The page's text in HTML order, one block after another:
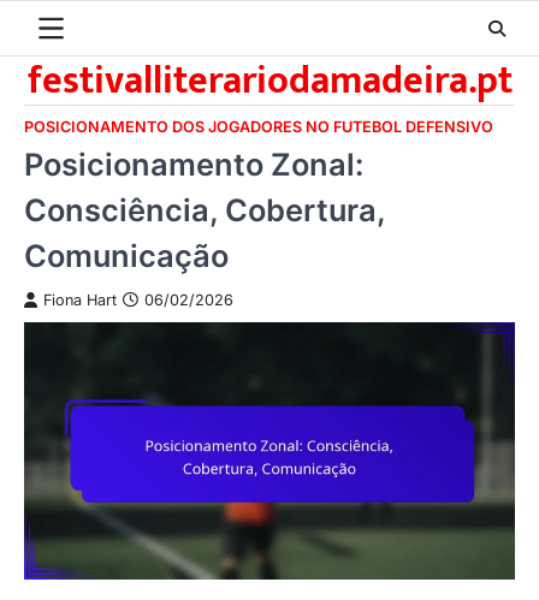
content
festivalliterariodamadeira.pt
POSICIONAMENTO DOS JOGADORES NO FUTEBOL DEFENSIVO
Posicionamento Zonal:
Consciência, Cobertura,
Comunicação
Fiona Hart 06/02/2026